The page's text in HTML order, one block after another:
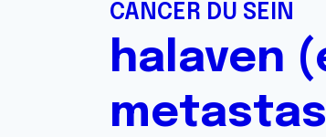
CANCER DU SEIN
halaven